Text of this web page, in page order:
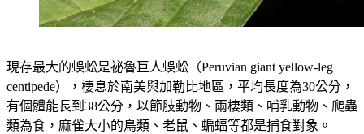
現存最大的蜈蚣是祕魯巨人蜈蚣（Peruvian giant yellow-leg
centipede），棲息於南美與加勒比地區，平均長度為30公分，
有個體能長到38公分，以節肢動物、兩棲類、哺乳動物、爬蟲